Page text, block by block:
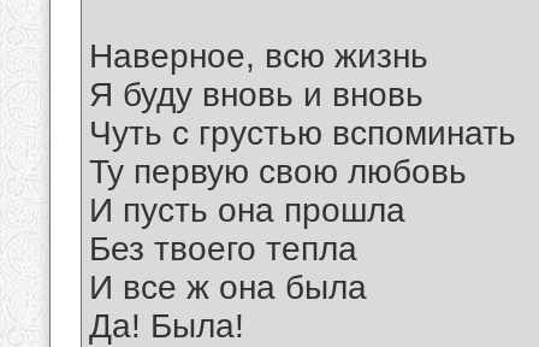
Наверное, всю жизнь
Я буду вновь и вновь
Чуть с грустью вспоминать
Ту первую свою любовь
И пусть она прошла
Без твоего тепла
И все ж она была
Да! Была!